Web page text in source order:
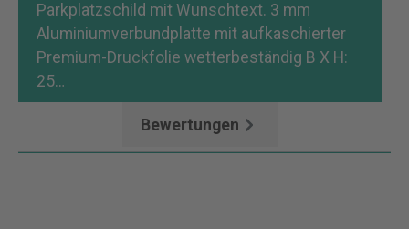
Parkplatzschild mit Wunschtext. 3 mm
Aluminiumverbundplatte mit aufkaschierter
Premium-Druckfolie wetterbeständig B X H:
25…
Bewertungen